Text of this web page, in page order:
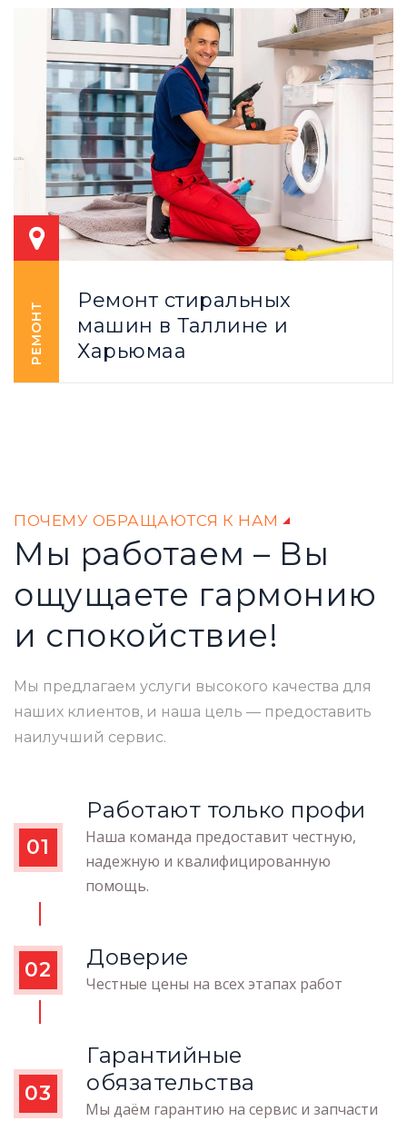
РЕМОНТ
Ремонт стиральных
машин в Таллине и
Харьюмаа
ПОЧЕМУ ОБРАЩАЮТСЯ К НАМ
Мы работаем – Вы
ощущаете гармонию
и спокойствие!
Мы предлагаем услуги высокого качества для
наших клиентов, и наша цель — предоставить
наилучший сервис.
01
Работают только профи
Наша команда предоставит честную,
надежную и квалифицированную
помощь.
02 Доверие
Честные цены на всех этапах работ
03
Гарантийные
обязательства
Мы даём гарантию на сервис и запчасти